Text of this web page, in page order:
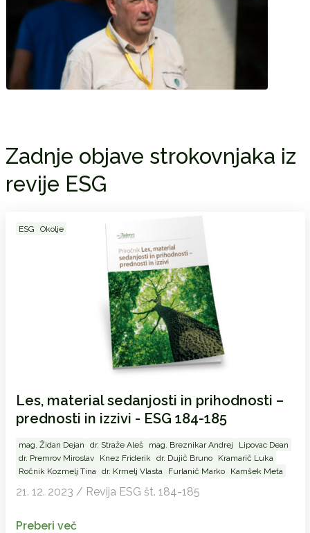
Zadnje objave strokovnjaka iz
revije ESG
ESG Okolje
Les, material sedanjosti in prihodnosti –
prednosti in izzivi - ESG 184-185
mag. Židan Dejan dr. Straže Aleš mag. Breznikar Andrej
Lipovac Dean
dr. Premrov Miroslav
Knez Friderik dr. Dujič Bruno
Kramarič Luka
Ročnik Kozmelj Tina
dr. Krmelj Vlasta Furlanič Marko Kamšek Meta
21. 12. 2023 / Revija ESG št. 184-185
Preberi več